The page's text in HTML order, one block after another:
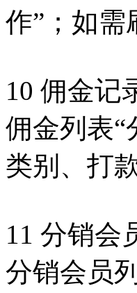
作”；如需
10 佣金记
佣金列表“
类别、打
11 分销会
分销会员